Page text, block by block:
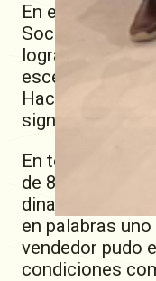
En esta
Sociedad Rural
logrando una
escena, el
Hacienda, que
significativo.
En total,
de 800
dinamismo,
en palabras
vendedor pudo
condiciones